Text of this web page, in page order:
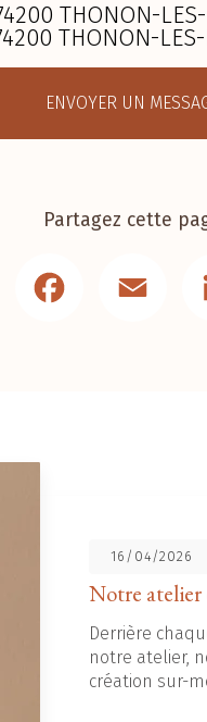
THONON-
THONON-
ENVOYER UN
Partagez cette
16/04/2026
Notre atelier
Derrière
notre atelier,
création sur-